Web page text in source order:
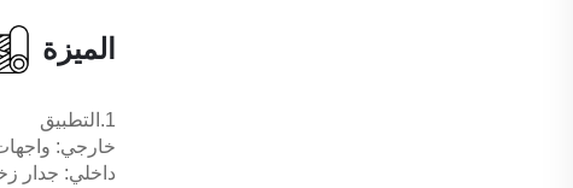
الميزة
1.التطبيق
خارجي: واجهات
داخلي: جدار